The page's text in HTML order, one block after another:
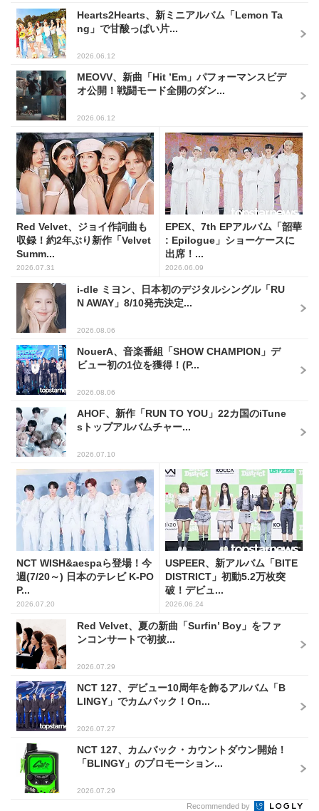
Hearts2Hearts、新ミニアルバム「Lemon Ta
ng」で甘酸っぱい片...
2026.06.12
MEOVV、新曲「Hit ’Em」パフォーマンスビデ
オ公開！戦闘モード全開のダン...
2026.06.12
Red Velvet、ジョイ作詞曲も
収録！約2年ぶり新作「Velvet
Summ...
2026.07.31
EPEX、7th EPアルバム「韶華
: Epilogue」ショーケースに
出席！...
2026.06.09
i-dle ミヨン、日本初のデジタルシングル「RU
N AWAY」8/10発売決定...
2026.08.06
NouerA、音楽番組「SHOW CHAMPION」デ
ビュー初の1位を獲得！(P...
2026.08.06
AHOF、新作「RUN TO YOU」22カ国のiTune
sトップアルバムチャー...
2026.07.10
NCT WISH&aespaら登場！今
週(7/20～) 日本のテレビ K-PO
P...
2026.07.20
USPEER、新アルバム「BITE
DISTRICT」初動5.2万枚突
破！デビュ...
2026.06.24
Red Velvet、夏の新曲「Surfin’ Boy」をファ
ンコンサートで初披...
2026.07.29
NCT 127、デビュー10周年を飾るアルバム「B
LINGY」でカムバック！On...
2026.07.27
NCT 127、カムバック・カウントダウン開始！
「BLINGY」のプロモーション...
2026.07.29
Recommended by